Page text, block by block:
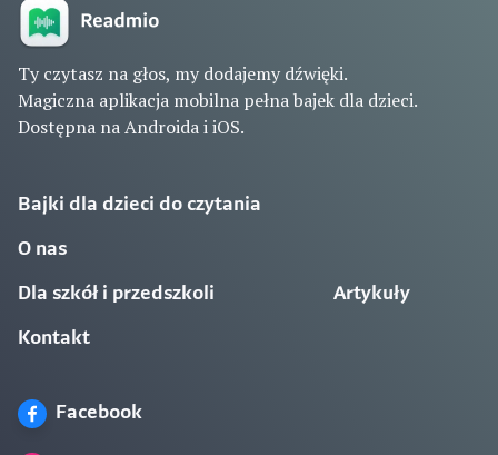
Ty czytasz na głos, my dodajemy dźwięki.
Magiczna aplikacja mobilna pełna bajek dla dzieci.
Dostępna na Androida i iOS.
Bajki dla dzieci do czytania
O nas
Dla szkół i przedszkoli
Kontakt
Artykuły
Facebook